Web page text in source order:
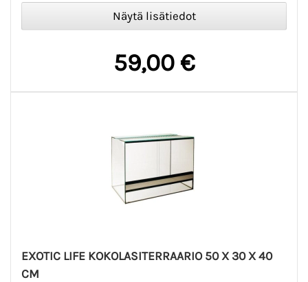
59,00 €
EXOTIC LIFE KOKOLASITERRAARIO 50 X 30 X 40
CM